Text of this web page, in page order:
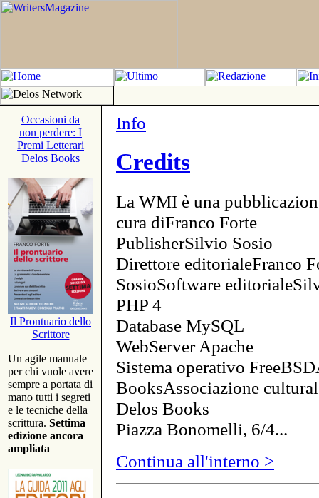
Occasioni da
non perdere: I
Premi Letterari
Delos Books
Il Prontuario dello
Scrittore
Un agile manuale
per chi vuole avere
sempre a portata di
mano tutti i segreti
e le tecniche della
scrittura. Settima
edizione ancora
ampliata
Info
Credits
La WMI è una
cura diFranco Forte
PublisherSilvio Sosio
Direttore editorialeFranco
SosioSoftware
PHP 4
Database MySQL
WebServer Apache
Sistema operativo
BooksAssociazione
Delos Books
Piazza Bonomelli, 6/4...
Continua all'interno >